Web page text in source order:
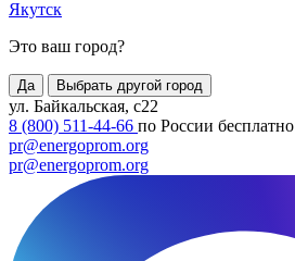
Якутск
Это ваш город?
Да Выбрать другой город
ул. Байкальская, с22
8 (800) 511-44-66 по России бесплатно
pr@energoprom.org
pr@energoprom.org